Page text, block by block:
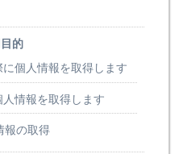
的
個人情報を取得します
情報を取得します
報の取得